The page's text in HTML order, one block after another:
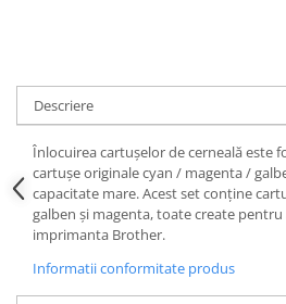
Descriere
Înlocuirea cartușelor de cerneală este
cartușe originale cyan / magenta /
capacitate mare. Acest set conține
galben și magenta, toate create
imprimanta Brother.
Informatii conformitate produs